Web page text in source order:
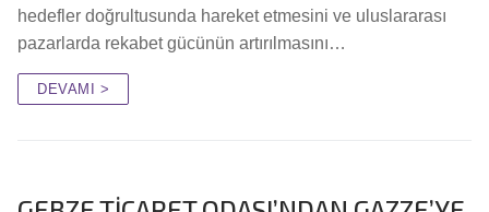
hedefler doğrultusunda hareket etmesini ve uluslararası
pazarlarda rekabet gücünün artırılmasını…
DEVAMI >